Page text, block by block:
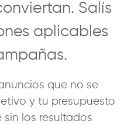
Salís
aplicables
que no se
y tu presupuesto
los resultados